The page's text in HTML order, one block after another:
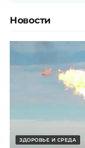
Новости
ЗДОРОВЬЕ И СРЕДА